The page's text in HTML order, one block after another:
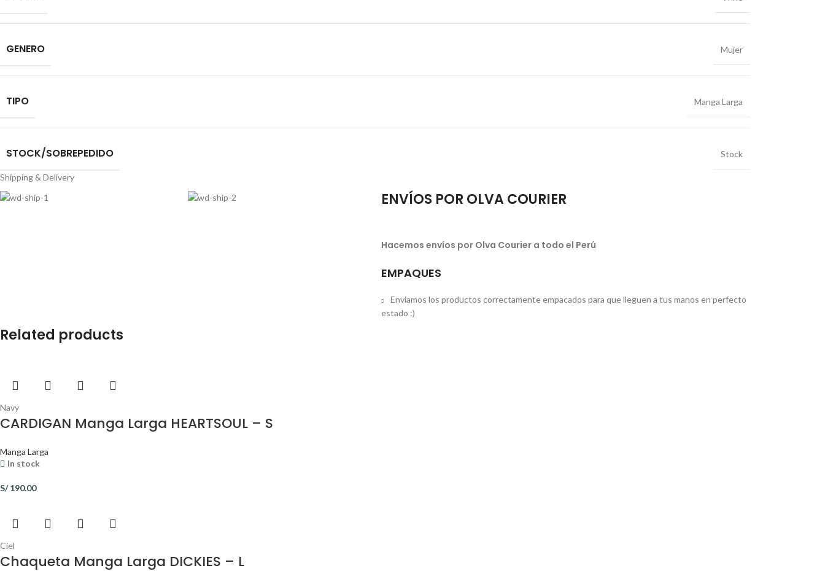
GENERO Mujer
TIPO Manga Larga
STOCK/SOBREPEDIDO Stock
Shipping & Delivery
ENVÍOS POR OLVA COURIER
Hacemos envíos por Olva Courier a todo el Perú
EMPAQUES
Enviamos los productos correctamente empacados para que lleguen a tus manos en perfecto
estado :)
Related products
Navy
CARDIGAN Manga Larga HEARTSOUL – S
Manga Larga
In stock
S/190.00
Ciel
Chaqueta Manga Larga DICKIES – L